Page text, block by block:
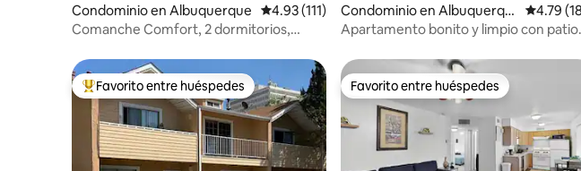
Condominio en Albuquerque Calificación promedio: 4.93 de 5; 111 evaluaciones
4.93 (111)
Comanche Comfort, 2 dormitorios,
Condominio en Albuquerqu
e
4.79
Apartamento bonito y limpio con patio
De los mejores en Favorito entre huéspedes
Favorito entre huéspedes Favorito entre huéspedes
Favorito entre huéspedes